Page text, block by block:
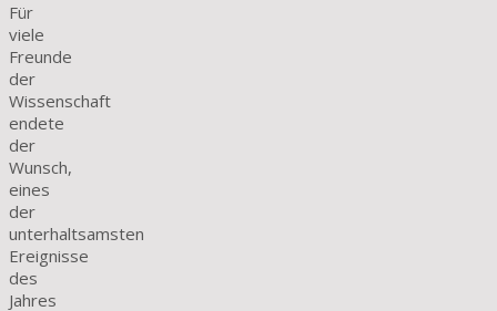
Für
viele
Freunde
der
Wissenschaft
endete
der
Wunsch,
eines
der
unterhaltsamsten
Ereignisse
des
Jahres